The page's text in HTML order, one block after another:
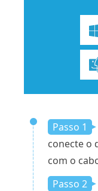
Passo 1
conecte o
com o
Passo 2